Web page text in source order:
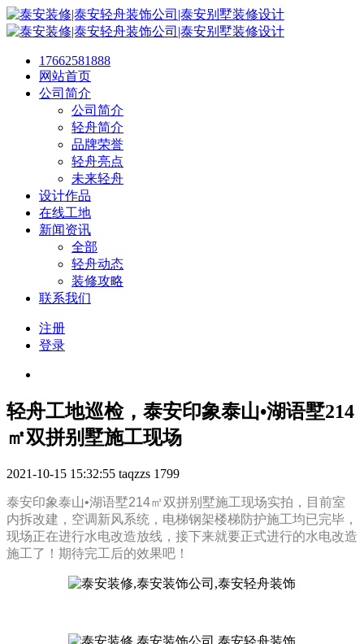
17662581888
网站首页
公司简介
公司简介
轻舟简介
品牌荣誉
轻舟亮点
未来轻舟
设计作品
在线工地
新闻资讯
全部
轻舟动态
装修攻略
联系我们
注册
登录
轻舟工地巡检，泰安印象泰山•湖语墅214
㎡双拼别墅施工现场
2021-10-15 15:32:55 taqzzs 1799
泰安印象泰山•湖语墅214㎡双拼别墅施工现场实拍，目前室
内拆改建，空调新风系统，电梯钢架楼梯防护施工均已完毕，
现场正在进行水电改造放线，接下来就要正式进行的水电改造
施工了！期待完工后的效果吧！